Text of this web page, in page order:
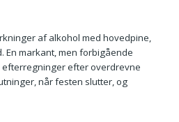
af alkohol med hovedpine,
En markant, men forbigående
efterregninger efter overdrevne
når festen slutter, og